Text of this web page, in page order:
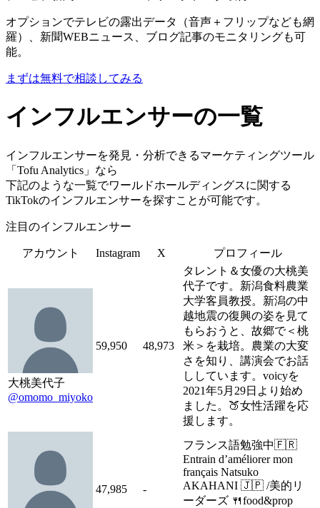
オプションでテレビの露出データ（音声＋フリップなども網
羅）、新聞WEBニュース、ブログ記事のモニタリングも可
能。
まずは無料で相談してみる
インフルエンサーの一覧
インフルエンサーを発見・分析できるマーケティングツール
「Tofu Analytics」なら
下記のような一覧でワールドホールディングスに関する
TikTokのインフルエンサーを探すことが可能です。
注目のインフルエンサー
アカウント Instagram X プロフィール
大桃美代子
@omomo_miyoko
59,950 48,973
タレント＆女優の大桃美
代子です。新潟食料農業
大学客員教授。新潟の中
越地震の復興の姿を見て
もらおうと、故郷で＜桃
米＞を栽培。農業の大変
さを知り、講演会でお話
ししています。voicyを
2021年5月29日より始め
ました。🍑女性活躍を応
援します。
47,985 -
フランス語勉強中🇫🇷
Entrain d’améliorer mon
français Natsuko
AKAHANI 🇯🇵 /美的リ
ーダーズ 🍴food&prop